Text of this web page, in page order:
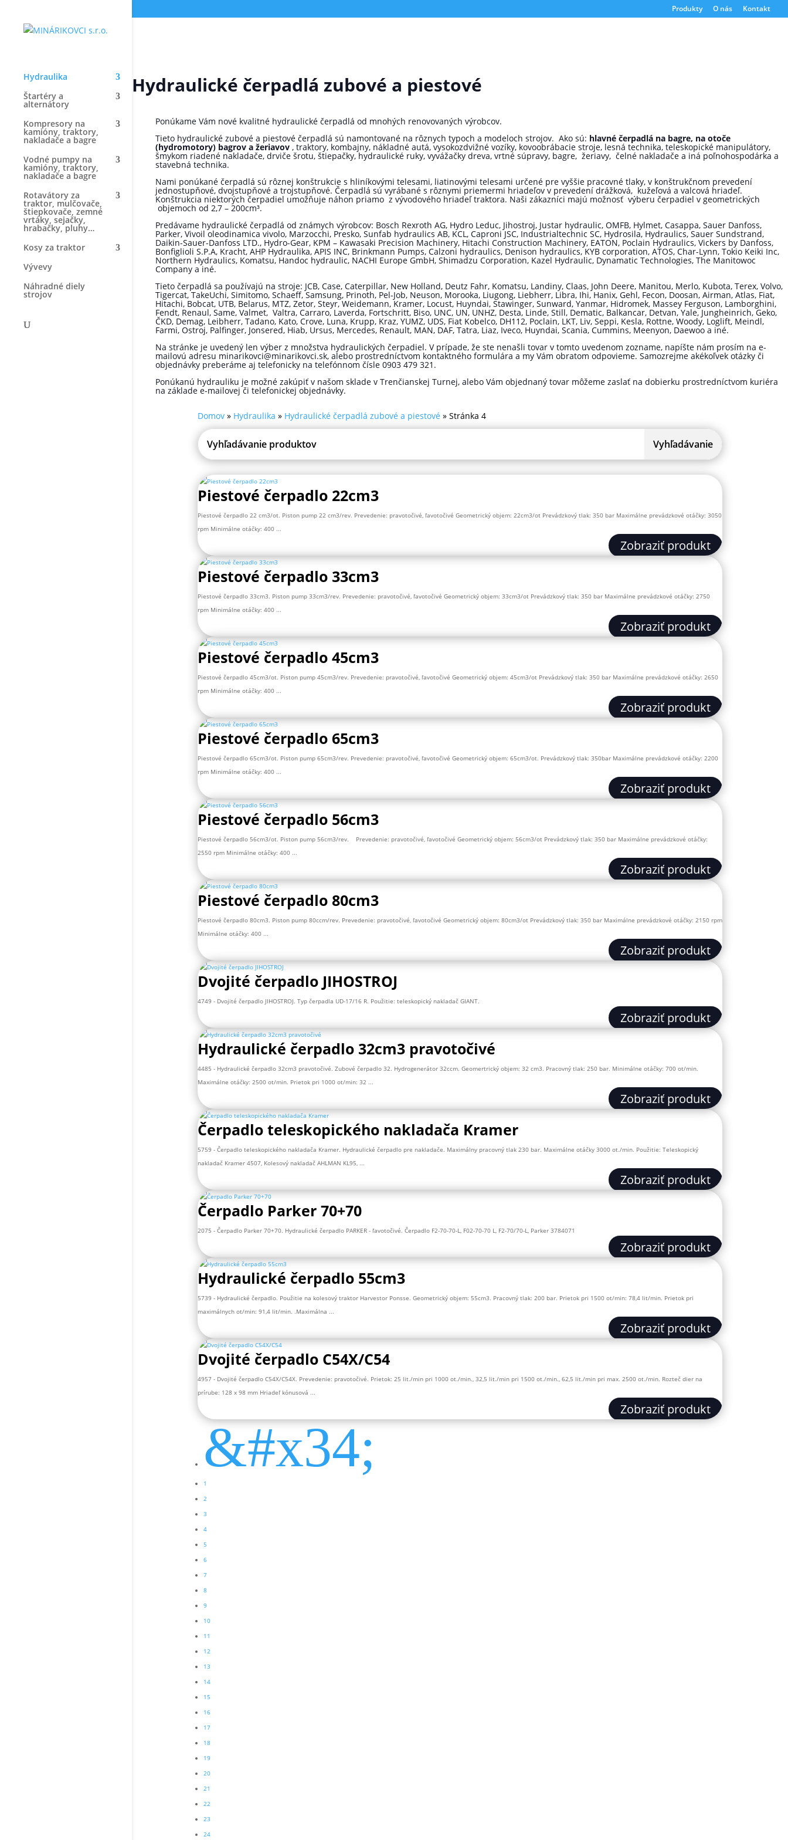
Produkty O nás Kontakt
Hydraulika
Štartéry a
alternátory
Kompresory na
kamióny, traktory,
nakladače a bagre
Vodné pumpy na
kamióny, traktory,
nakladače a bagre
Rotavátory za
traktor, mulčovače,
štiepkovače, zemné
vrtáky, sejačky,
hrabačky, pluhy…
Kosy za traktor
Vývevy
Náhradné diely
strojov
Hydraulické čerpadlá zubové a piestové
Ponúkame Vám nové kvalitné hydraulické čerpadlá od mnohých renovovaných výrobcov.
Tieto hydraulické zubové a piestové čerpadlá sú namontované na rôznych typoch a modeloch strojov. Ako sú: hlavné čerpadlá na bagre, na otoče
(hydromotory) bagrov a žeriavov , traktory, kombajny, nákladné autá, vysokozdvižné vozíky, kovoobrábacie stroje, lesná technika, teleskopické manipulátory,
šmykom riadené nakladače, drviče šrotu, štiepačky, hydraulické ruky, vyvážačky dreva, vrtné súpravy, bagre, žeriavy, čelné nakladače a iná poľnohospodárka a
stavebná technika.
Nami ponúkané čerpadlá sú rôznej konštrukcie s hliníkovými telesami, liatinovými telesami určené pre vyššie pracovné tlaky, v konštrukčnom prevedení
jednostupňové, dvojstupňové a trojstupňové. Čerpadlá sú vyrábané s rôznymi priemermi hriadeľov v prevedení drážková, kužeľová a valcová hriadeľ.
Konštrukcia niektorých čerpadiel umožňuje náhon priamo z vývodového hriadeľ traktora. Naši zákazníci majú možnosť výberu čerpadiel v geometrických
objemoch od 2,7 – 200cm³.
Predávame hydraulické čerpadlá od známych výrobcov: Bosch Rexroth AG, Hydro Leduc, Jihostroj, Justar hydraulic, OMFB, Hylmet, Casappa, Sauer Danfoss,
Parker, Vivoil oleodinamica vivolo, Marzocchi, Presko, Sunfab hydraulics AB, KCL, Caproni JSC, Industrialtechnic SC, Hydrosila, Hydraulics, Sauer Sundstrand,
Daikin-Sauer-Danfoss LTD., Hydro-Gear, KPM – Kawasaki Precision Machinery, Hitachi Construction Machinery, EATON, Poclain Hydraulics, Vickers by Danfoss,
Bonfiglioli S.P.A, Kracht, AHP Hydraulika, APIS INC, Brinkmann Pumps, Calzoni hydraulics, Denison hydraulics, KYB corporation, ATOS, Char-Lynn, Tokio Keiki Inc,
Northern Hydraulics, Komatsu, Handoc hydraulic, NACHI Europe GmbH, Shimadzu Corporation, Kazel Hydraulic, Dynamatic Technologies, The Manitowoc
Company a iné.
Tieto čerpadlá sa používajú na stroje: JCB, Case, Caterpillar, New Holland, Deutz Fahr, Komatsu, Landiny, Claas, John Deere, Manitou, Merlo, Kubota, Terex, Volvo,
Tigercat, TakeUchi, Simitomo, Schaeff, Samsung, Prinoth, Pel-Job, Neuson, Morooka, Liugong, Liebherr, Libra, Ihi, Hanix, Gehl, Fecon, Doosan, Airman, Atlas, Fiat,
Hitachi, Bobcat, UTB, Belarus, MTZ, Zetor, Steyr, Weidemann, Kramer, Locust, Huyndai, Stawinger, Sunward, Yanmar, Hidromek, Massey Ferguson, Lamborghini,
Fendt, Renaul, Same, Valmet, Valtra, Carraro, Laverda, Fortschritt, Biso, UNC, UN, UNHZ, Desta, Linde, Still, Dematic, Balkancar, Detvan, Yale, Jungheinrich, Geko,
ČKD, Demag, Leibherr, Tadano, Kato, Crove, Luna, Krupp, Kraz, YUMZ, UDS, Fiat Kobelco, DH112, Poclain, LKT, Liv, Seppi, Kesla, Rottne, Woody, Loglift, Meindl,
Farmi, Ostroj, Palfinger, Jonsered, Hiab, Ursus, Mercedes, Renault, MAN, DAF, Tatra, Liaz, Iveco, Huyndai, Scania, Cummins, Meenyon, Daewoo a iné.
Na stránke je uvedený len výber z množstva hydraulických čerpadiel. V prípade, že ste nenašli tovar v tomto uvedenom zozname, napíšte nám prosím na e-
mailovú adresu minarikovci@minarikovci.sk, alebo prostredníctvom kontaktného formulára a my Vám obratom odpovieme. Samozrejme akékoľvek otázky či
objednávky preberáme aj telefonicky na telefónnom čísle 0903 479 321.
Ponúkanú hydrauliku je možné zakúpiť v našom sklade v Trenčianskej Turnej, alebo Vám objednaný tovar môžeme zaslať na dobierku prostredníctvom kuriéra
na základe e-mailovej či telefonickej objednávky.
Domov» Hydraulika » Hydraulické čerpadlá zubové a piestové » Stránka 4
Piestové čerpadlo 22cm3
Piestové čerpadlo 22 cm3/ot. Piston pump 22 cm3/rev. Prevedenie: pravotočivé, ľavotočivé Geometrický objem: 22cm3/ot Prevádzkový tlak: 350 bar Maximálne prevádzkové otáčky: 3050
rpm Minimálne otáčky: 400 ...
Zobraziť produkt
Piestové čerpadlo 33cm3
Piestové čerpadlo 33cm3. Piston pump 33cm3/rev. Prevedenie: pravotočivé, ľavotočivé Geometrický objem: 33cm3/ot Prevádzkový tlak: 350 bar Maximálne prevádzkové otáčky: 2750
rpm Minimálne otáčky: 400 ...
Zobraziť produkt
Piestové čerpadlo 45cm3
Piestové čerpadlo 45cm3/ot. Piston pump 45cm3/rev. Prevedenie: pravotočivé, ľavotočivé Geometrický objem: 45cm3/ot Prevádzkový tlak: 350 bar Maximálne prevádzkové otáčky: 2650
rpm Minimálne otáčky: 400 ...
Zobraziť produkt
Piestové čerpadlo 65cm3
Piestové čerpadlo 65cm3/ot. Piston pump 65cm3/rev. Prevedenie: pravotočivé, ľavotočivé Geometrický objem: 65cm3/ot. Prevádzkový tlak: 350bar Maximálne prevádzkové otáčky: 2200
rpm Minimálne otáčky: 400 ...
Zobraziť produkt
Piestové čerpadlo 56cm3
Piestové čerpadlo 56cm3/ot. Piston pump 56cm3/rev. Prevedenie: pravotočivé, ľavotočivé Geometrický objem: 56cm3/ot Prevádzkový tlak: 350 bar Maximálne prevádzkové otáčky:
2550 rpm Minimálne otáčky: 400 ...
Zobraziť produkt
Piestové čerpadlo 80cm3
Piestové čerpadlo 80cm3. Piston pump 80ccm/rev. Prevedenie: pravotočivé, ľavotočivé Geometrický objem: 80cm3/ot Prevádzkový tlak: 350 bar Maximálne prevádzkové otáčky: 2150 rpm
Minimálne otáčky: 400 ...
Zobraziť produkt
Dvojité čerpadlo JIHOSTROJ
4749 - Dvojité čerpadlo JIHOSTROJ. Typ čerpadla UD-17/16 R. Použitie: teleskopický nakladač GIANT.
Zobraziť produkt
Hydraulické čerpadlo 32cm3 pravotočivé
4485 - Hydraulické čerpadlo 32cm3 pravotočivé. Zubové čerpadlo 32. Hydrogenerátor 32ccm. Geomertrický objem: 32 cm3. Pracovný tlak: 250 bar. Minimálne otáčky: 700 ot/min.
Maximálne otáčky: 2500 ot/min. Prietok pri 1000 ot/min: 32 ...
Zobraziť produkt
Čerpadlo teleskopického nakladača Kramer
5759 - Čerpadlo teleskopického nakladača Kramer. Hydraulické čerpadlo pre nakladače. Maximálny pracovný tlak 230 bar. Maximálne otáčky 3000 ot./min. Použitie: Teleskopický
nakladač Kramer 4507, Kolesový nakladač AHLMAN KL95, ...
Zobraziť produkt
Čerpadlo Parker 70+70
2075 - Čerpadlo Parker 70+70. Hydraulické čerpadlo PARKER - ľavotočivé. Čerpadlo F2-70-70-L, F02-70-70 L, F2-70/70-L, Parker 3784071
Zobraziť produkt
Hydraulické čerpadlo 55cm3
5739 - Hydraulické čerpadlo. Použitie na kolesový traktor Harvestor Ponsse. Geometrický objem: 55cm3. Pracovný tlak: 200 bar. Prietok pri 1500 ot/min: 78,4 lit/min. Prietok pri
maximálnych ot/min: 91,4 lit/min. .Maximálna ...
Zobraziť produkt
Dvojité čerpadlo C54X/C54
4957 - Dvojité čerpadlo C54X/C54X. Prevedenie: pravotočivé. Prietok: 25 lit./min pri 1000 ot./min., 32,5 lit./min pri 1500 ot./min., 62,5 lit./min pri max. 2500 ot./min. Rozteč dier na
prírube: 128 x 98 mm Hriadeľ kónusová ...
Zobraziť produkt
&#x34;
1
2
3
4
5
6
7
8
9
10
11
12
13
14
15
16
17
18
19
20
21
22
23
24